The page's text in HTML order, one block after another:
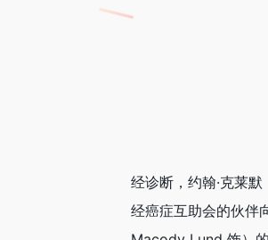
经诊断，约翰·克莱
经癌症互助会的伙伴